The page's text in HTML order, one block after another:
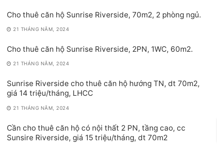
Cho thuê căn hộ Sunrise Riverside, 70m2, 2 phòng ngủ.
21 THÁNG NĂM, 2024
Cho thuê căn hộ Sunrise Riverside, 2PN, 1WC, 60m2.
21 THÁNG NĂM, 2024
Sunrise Riverside cho thuê căn hộ hướng TN, dt 70m2,
giá 14 triệu/tháng, LHCC
21 THÁNG NĂM, 2024
Cần cho thuê căn hộ có nội thất 2 PN, tầng cao, cc
Sunsire Riverside, giá 15 triệu/tháng, dt 70m2